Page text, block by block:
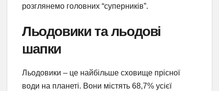
розглянемо головних “суперників”.
Льодовики та льодові
шапки
Льодовики – це найбільше сховище прісної
води на планеті. Вони містять 68,7% усієї